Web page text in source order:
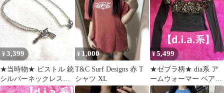
¥3,399
★当時物★ ピストル 銃
シルバーネックレス
【平成ギャル】dia系
¥ 1,000
T&C Surf Designs 赤 T
シャツ XL
¥5,499
★ゼブラ柄★ dia系 ア
ームウォーマー ベアト
ップ【平成ギャル】新